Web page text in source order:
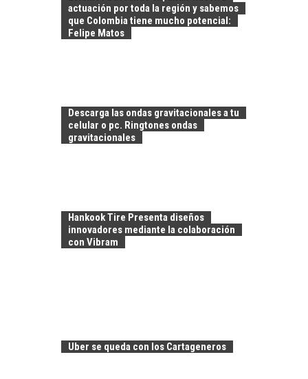
actuación por toda la región y sabemos
que Colombia tiene mucho potencial:
Felipe Matos
Descarga las ondas gravitacionales a tu
celular o pc. Ringtones ondas
gravitacionales
Hankook Tire Presenta diseños
innovadores mediante la colaboración
con Vibram
Uber se queda con los Cartageneros
CHILE:
ALTERNATIVAS MÁS
ALLÁ DEL CRÉDITO
trascienden el
crédito…
LOS SERVICIOS
DIGITALES
EXPORTADOS DESDE
OPORTUNIDADES